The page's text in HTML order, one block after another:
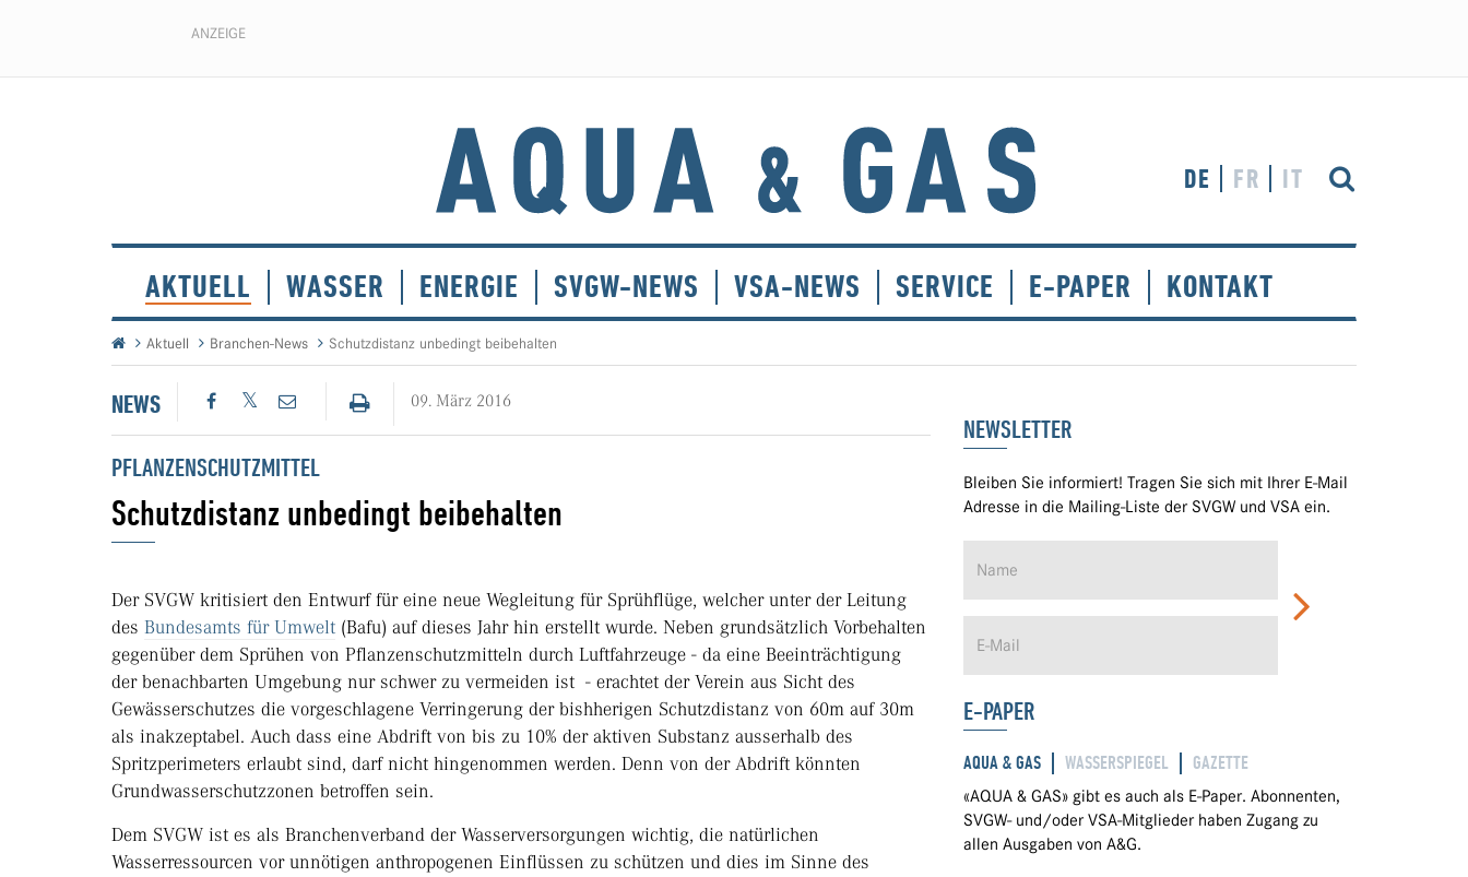
ANZEIGE
DE FR IT
AKTUELL WASSER ENERGIE SVGW-NEWS VSA-NEWS SERVICE E-PAPER KONTAKT
Aktuell Branchen-News Schutzdistanz unbedingt beibehalten
NEWS 09. März 2016
PFLANZENSCHUTZMITTEL
Schutzdistanz unbedingt beibehalten
Der SVGW kritisiert den Entwurf für eine neue Wegleitung für Sprühflüge, welcher unter der Leitung
des Bundesamts für Umwelt (Bafu) auf dieses Jahr hin erstellt wurde. Neben grundsätzlich Vorbehalten
gegenüber dem Sprühen von Pflanzenschutzmitteln durch Luftfahrzeuge - da eine Beeinträchtigung
der benachbarten Umgebung nur schwer zu vermeiden ist - erachtet der Verein aus Sicht des
Gewässerschutzes die vorgeschlagene Verringerung der bishherigen Schutzdistanz von 60m auf 30m
als inakzeptabel. Auch dass eine Abdrift von bis zu 10% der aktiven Substanz ausserhalb des
Spritzperimeters erlaubt sind, darf nicht hingenommen werden. Denn von der Abdrift könnten
Grundwasserschutzzonen betroffen sein.
Dem SVGW ist es als Branchenverband der Wasserversorgungen wichtig, die natürlichen
Wasserressourcen vor unnötigen anthropogenen Einflüssen zu schützen und dies im Sinne des
NEWSLETTER
Bleiben Sie informiert! Tragen Sie sich mit Ihrer E-Mail
Adresse in die Mailing-Liste der SVGW und VSA ein.
E-PAPER
AQUA & GAS WASSERSPIEGEL GAZETTE
«AQUA & GAS» gibt es auch als E-Paper. Abonnenten,
SVGW- und/oder VSA-Mitglieder haben Zugang zu
allen Ausgaben von A&G.